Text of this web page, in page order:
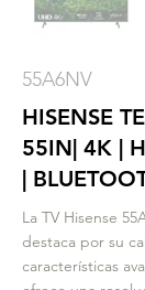
55A6NV
HISENSE
55IN| 4K |
|
La TV Hisense
destaca por su
características